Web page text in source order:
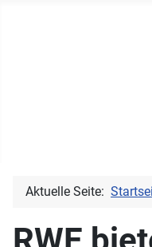
Aktuelle Seite: